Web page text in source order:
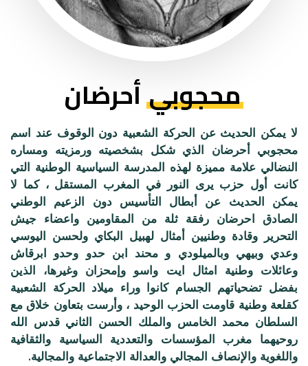
محجوبيأحرضان
لا يمكن الحديث عن الحركة الشعبية دون الوقوف عند اسم
محجوبي أحرضان الذي شكل بشخصيته ورمزيته ومساره
النضالي علامة مميزة لهذه المدرسة السياسية الوطنية التي
كانت أول حزب يرى النور في المغرب المستقل ، كما لا
يمكن الحديث عن أبطال التأسيس دون الزعيم الوطني
الصادق احرضان رفقة ثلة من المقاومين واعضاء جيش
التحرير وقادة وطنيين أمثال لهبيل البكاي ولحسن اليوسي
وعدي وبيهي وبالميلودي و محند ابن حدو وحدو ابرقاش
وعائلات وطنية امثال ايت واسو وإمحزان وغيرها، الذين
بفضل تضحياتهم الجسام كانوا وراء ميلاد الحركة الشعبية
كقلعة وطنية قاومت الحزب الوحيد ، وأرست بتعاون خلاق مع
السلطان محمد الخامس والملك الحسن الثاني قدس الله
روحيهما مغرب المؤسسات والتعددية السياسية والثقافية
واللغوية والإنصاف المجالي والعدالة الاجتماعية والمجالية.